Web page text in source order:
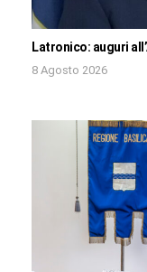
Latronico: auguri
8 Agosto 2026